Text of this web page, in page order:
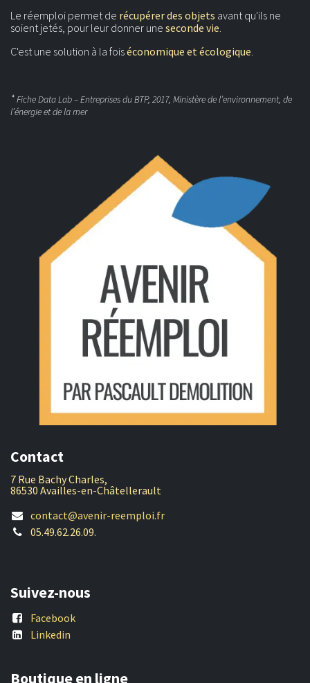
Le réemploi permet de récupérer des objets avant qu'ils ne
soient jetés, pour leur donner une seconde vie.
C'est une solution à la foiséconomique et écologique.
*Fiche Data Lab – Entreprises du BTP, 2017, Ministère de l’environnement, de
l’énergie et de la mer
Contact
7 Rue Bachy Charles,
86530 Availles-en-Châtellerault
contact@avenir-reemploi.fr
05.49.62.26.09.
Suivez-nous
Facebook
Linkedin
Boutique en ligne